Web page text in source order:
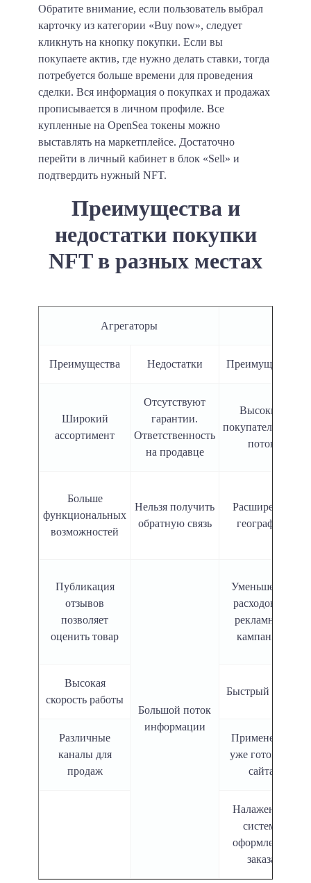
Обратите внимание, если пользователь выбрал
карточку из категории «Buy now», следует
кликнуть на кнопку покупки. Если вы
покупаете актив, где нужно делать ставки, тогда
потребуется больше времени для проведения
сделки. Вся информация о покупках и продажах
прописывается в личном профиле. Все
купленные на OpenSea токены можно
выставлять на маркетплейсе. Достаточно
перейти в личный кабинет в блок «Sell» и
подтвердить нужный NFT.
Преимущества и
недостатки покупки
NFT в разных местах
Агрегаторы
Преимущества Недостатки Преимущества
Широкий
ассортимент
Отсутствуют
гарантии.
Ответственность
на продавце
Высокий
покупательский
поток
Больше
функциональных
возможностей
Нельзя получить
обратную связь
Расширение
географии
Публикация
отзывов
позволяет
оценить товар
Большой поток
информации
Уменьшение
расходов на
рекламную
кампанию
Высокая
скорость работы
Быстрый старт
Различные
каналы для
продаж
Применение
уже готового
сайта
Налаженная
система
оформления
заказа